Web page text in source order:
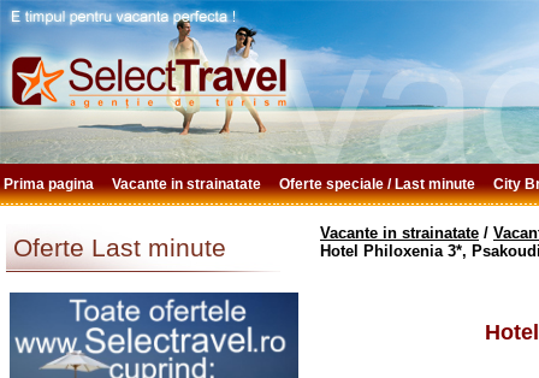
Prima pagina Vacante in strainatate Oferte speciale / Last minute City
Oferte Last minute
Vacante in strainatate /
Hotel Philoxenia 3*,
Hotel